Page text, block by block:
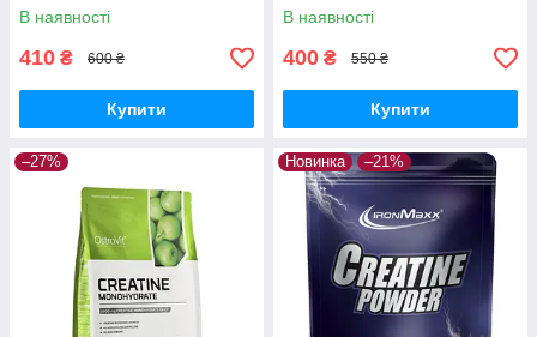
В наявності
410 ₴ 600 ₴
Купити
В наявності
400 ₴ 550 ₴
Купити
–27% Новинка –21%